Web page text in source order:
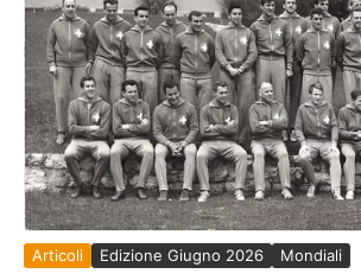
Articoli Edizione Giugno 2026 Mondiali